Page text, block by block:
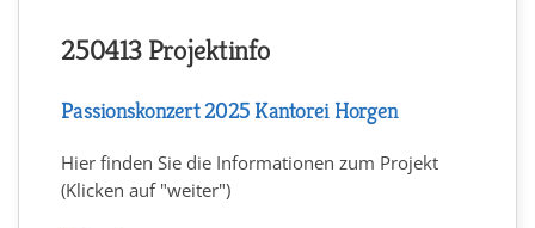
250413 Projektinfo
Passionskonzert 2025 Kantorei Horgen
Hier finden Sie die Informationen zum Projekt
(Klicken auf "weiter")